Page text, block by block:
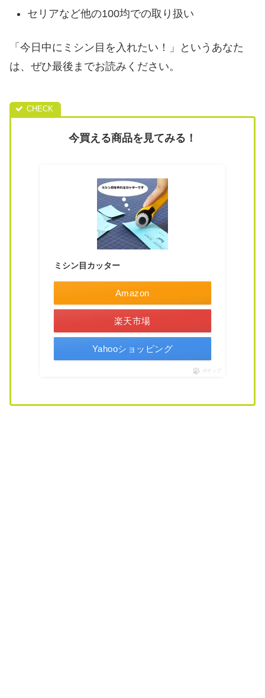
セリアなど他の100均での取り扱い
「今日中にミシン目を入れたい！」というあなた
は、ぜひ最後までお読みください。
今買える商品を見てみる！
ミシン目カッター
Amazon
楽天市場
Yahooショッピング
ポチップ